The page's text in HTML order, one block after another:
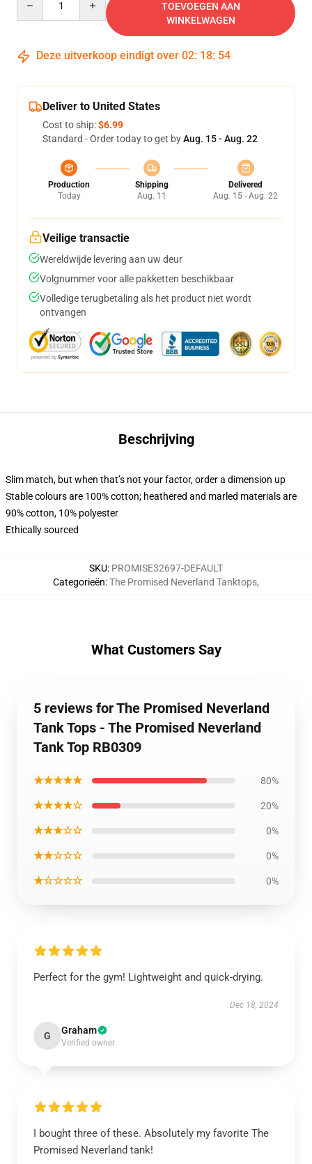
TOEVOEGEN AAN
WINKELWAGEN
Deze uitverkoop eindigt over 02: 18: 54
Deliver to United States
Cost to ship:$6.99
Standard - Order today to get byAug. 15 - Aug. 22
Production
Today
Shipping
Aug. 11
Delivered
Aug. 15 - Aug. 22
Veilige transactie
Wereldwijde levering aan uw deur
Volgnummer voor alle pakketten beschikbaar
Volledige terugbetaling als het product niet wordt
ontvangen
Beschrijving
Slim match, but when that’s not your factor, order a dimension up
Stable colours are 100% cotton; heathered and marled materials are
90% cotton, 10% polyester
Ethically sourced
SKU: PROMISE32697-DEFAULT
Categorieën:The Promised Neverland Tanktops,
What Customers Say
5 reviews for The Promised Neverland
Tank Tops - The Promised Neverland
Tank Top RB0309
★★★★★ 80%
★★★★☆ 20%
★★★☆☆ 0%
★★☆☆☆ 0%
★☆☆☆☆ 0%
Perfect for the gym! Lightweight and quick-drying.
Dec 18, 2024
G Graham
Verified owner
I bought three of these. Absolutely my favorite The
Promised Neverland tank!